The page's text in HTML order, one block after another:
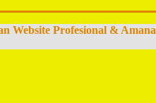
Website Profesional &